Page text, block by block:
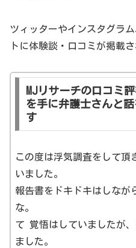
ツィッターやインスタグラ
トに体験談・口コミが掲載
MJリサーチの口コミ
を手に弁護士さんと
す
この度は浮気調査をして頂
いました。
報告書をドキドキはしなが
な。
て 覚悟はしていましたが
ました。